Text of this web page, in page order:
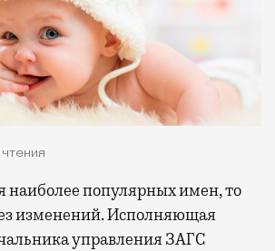
изменений.Исполняющая
управления ЗАГС